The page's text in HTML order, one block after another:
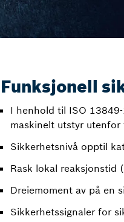
Funksjonell
I henhold til ISO
maskinelt utstyr utenfor
Sikkerhetsnivå opptil
Rask lokal reaksjonstid
Dreiemoment av på en
Sikkerhetssignaler for